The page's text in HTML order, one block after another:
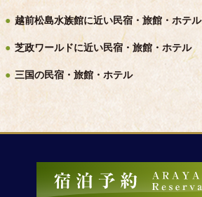
越前松島水族館に近い民宿・旅館・ホテル
芝政ワールドに近い民宿・旅館・ホテル
三国の民宿・旅館・ホテル